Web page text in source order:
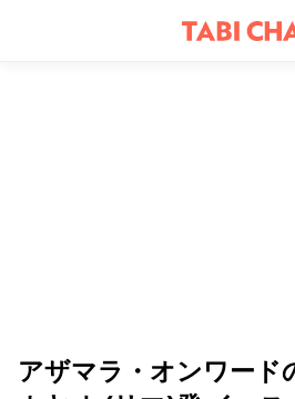
アザマラ・オンワード